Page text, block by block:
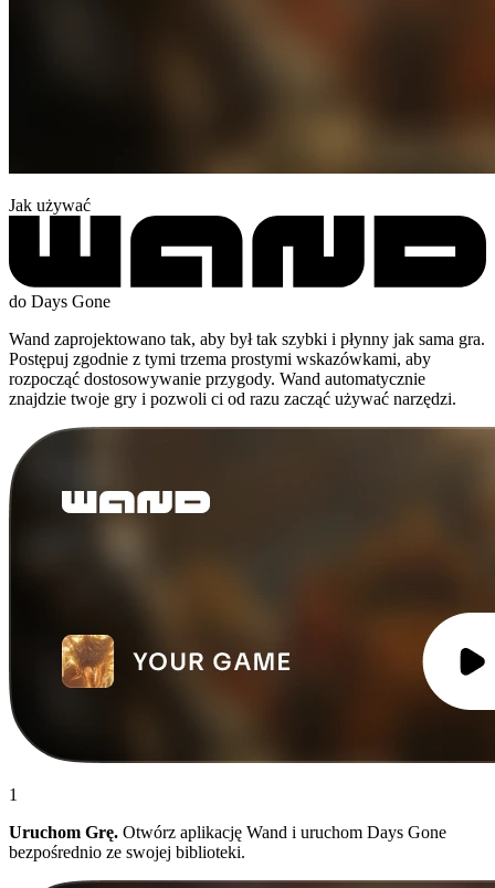
Jak używać
do Days Gone
Wand zaprojektowano tak, aby był tak szybki i płynny jak sama gra.
Postępuj zgodnie z tymi trzema prostymi wskazówkami, aby
rozpocząć dostosowywanie przygody. Wand automatycznie
znajdzie twoje gry i pozwoli ci od razu zacząć używać narzędzi.
1
Uruchom Grę. Otwórz aplikację Wand i uruchom Days Gone
bezpośrednio ze swojej biblioteki.